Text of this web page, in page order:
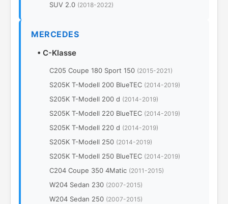
SUV 2.0 (2018-2022)
MERCEDES
• C-Klasse
C205 Coupe 180 Sport 150 (2015-2021)
S205K T-Modell 200 BlueTEC (2014-2019)
S205K T-Modell 200 d (2014-2019)
S205K T-Modell 220 BlueTEC (2014-2019)
S205K T-Modell 220 d (2014-2019)
S205K T-Modell 250 (2014-2019)
S205K T-Modell 250 BlueTEC (2014-2019)
C204 Coupe 350 4Matic (2011-2015)
W204 Sedan 230 (2007-2015)
W204 Sedan 250 (2007-2015)